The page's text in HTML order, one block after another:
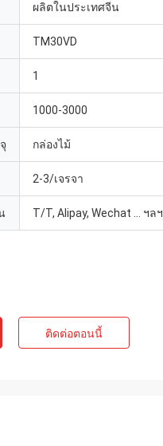
ผลิตในประเทศจีน
TM30VD
1
1000-3000
กล่องไม้
2-3/เจรจา
T/T, Alipay, Wechat ... ฯลฯ
ติดต่อตอนนี้